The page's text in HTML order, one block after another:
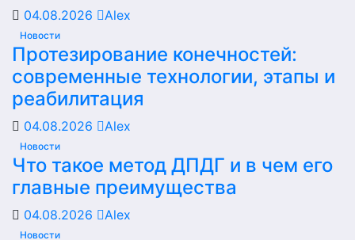
04.08.2026 Alex
Новости
Протезирование конечностей:
современные технологии, этапы и
реабилитация
04.08.2026 Alex
Новости
Что такое метод ДПДГ и в чем его
главные преимущества
04.08.2026 Alex
Новости